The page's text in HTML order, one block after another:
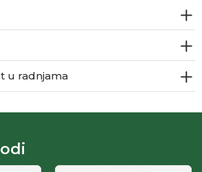
u radnjama